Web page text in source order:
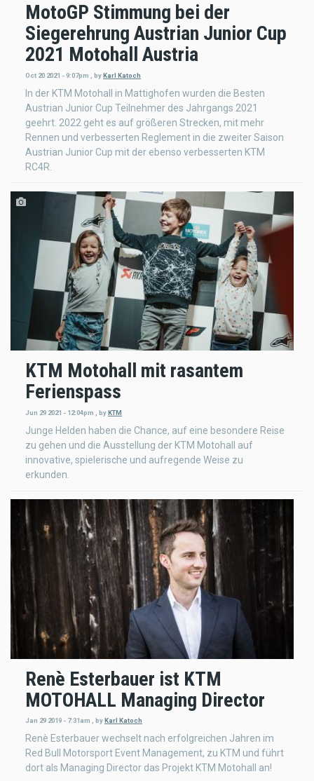
MotoGP Stimmung bei der
Siegerehrung Austrian Junior Cup
2021 Motohall Austria
Oct 20 2021 - 9:07pm byKarl Katoch
In der KTM Motohall in Mattighofen wurden die Besten
Austrian Junior Cup Teilnehmer des Jahrgangs 2021
geehrt. 2022 geht es auf größeren Strecken, mit mehr
Rennen und verbesserten Reglement in die zweiter Saison
Austrian Junior Cup mit der ebenso verbesserten KTM
RC4R.
KTM Motohall mit rasantem
Ferienspass
Jun 29 2021 - 12:04pm byKTM
Junge Helden haben die Chance, auf eine besondere Reise
zu gehen und die Ausstellung der KTM Motohall auf
innovative, spielerische und aufregende Weise zu
erkunden.
Renè Esterbauer ist KTM
MOTOHALL Managing Director
Jan 29 2019 - 7:31am byKarl Katoch
Renè Esterbauer wechselt nach erfolgreichen Jahren im
Red Bull Motorsport Event Management, zu KTM und führt
dort als Managing Director das Projekt KTM Motohall an!